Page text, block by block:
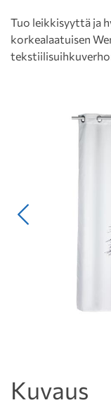
Tuo leikkisyyttä ja
korkealaatuisen
Edellinen
Kuvaus